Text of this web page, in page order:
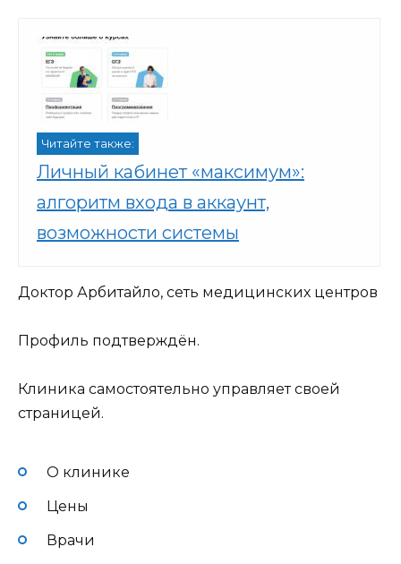
Читайте также:
Личный кабинет «максимум»:
алгоритм входа в аккаунт,
возможности системы
Доктор Арбитайло, сеть медицинских центров
Профиль подтверждён.
Клиника самостоятельно управляет своей
страницей.
О клинике
Цены
Врачи